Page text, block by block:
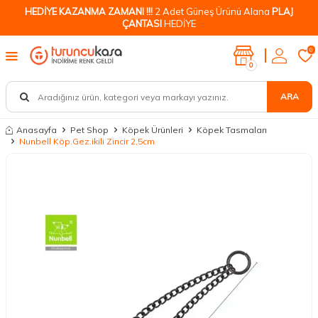
HEDİYE KAZANMA ZAMANI !!! 2 Adet Güneş Ürünü Alana PLAJ
ÇANTASIHEDİYE
ARA
0
0
Anasayfa Pet Shop Köpek Ürünleri
Köpek Tasmaları
Nunbell Köp.Gez.ikili Zincir 2,5cm